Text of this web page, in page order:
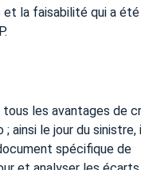
et la faisabilité qui a
tous les avantages de
; ainsi le jour du sinistre,
spécifique de